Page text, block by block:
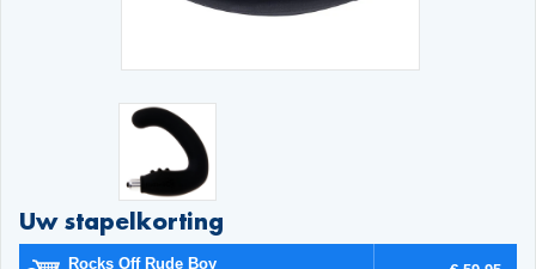
Uw stapelkorting
Rocks Off Rude Boy